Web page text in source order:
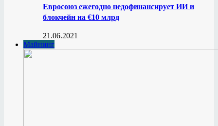
Евросоюз ежегодно недофинансирует ИИ и
блокчейн на €10 млрд
21.06.2021
Майнинг